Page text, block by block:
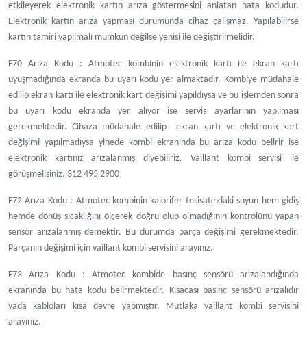
etkileyerek elektronik kartın arıza göstermesini anlatan hata kodudur.
Elektronik kartın arıza yapması durumunda cihaz çalışmaz. Yapılabilirse
kartın tamiri yapılmalı mümkün değilse yenisi ile değiştirilmelidir.
F70 Arıza Kodu : Atmotec kombinin elektronik kartı ile ekran kartı
uyuşmadığında ekranda bu uyarı kodu yer almaktadır. Kombiye müdahale
edilip ekran kartı ile elektronik kart değişimi yapıldıysa ve bu işlemden sonra
bu uyarı kodu ekranda yer alıyor ise servis ayarlarının yapılması
gerekmektedir. Cihaza müdahale edilip ekran kartı ve elektronik kart
değişimi yapılmadıysa yinede kombi ekranında bu arıza kodu belirir ise
elektronik kartınız arızalanmış diyebiliriz. Vaillant kombi servisi ile
görüşmelisiniz. 312 495 2900
F72 Arıza Kodu : Atmotec kombinin kalorifer tesisatındaki suyun hem gidiş
hemde dönüş sıcaklığını ölçerek doğru olup olmadığının kontrolünü yapan
sensör arızalanmış demektir. Bu durumda parça değişimi gerekmektedir.
Parçanın değişimi için vaillant kombi servisini arayınız.
F73 Arıza Kodu : Atmotec kombide basınç sensörü arızalandığında
ekranında bu hata kodu belirmektedir. Kısacası basınç sensörü arızalıdır
yada kabloları kısa devre yapmıştır. Mutlaka vaillant kombi servisini
arayınız.